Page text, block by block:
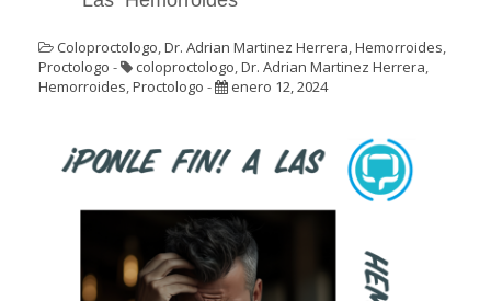
Coloproctologo,Dr. Adrian Martinez Herrera,Hemorroides,
Proctologo - coloproctologo,Dr. Adrian Martinez Herrera,
Hemorroides,Proctologo - enero 12, 2024